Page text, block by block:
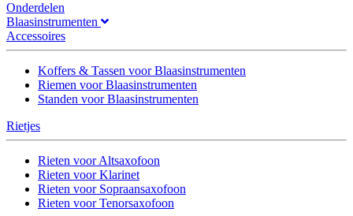
Onderdelen
Blaasinstrumenten
Accessoires
Koffers & Tassen voor Blaasinstrumenten
Riemen voor Blaasinstrumenten
Standen voor Blaasinstrumenten
Rietjes
Rieten voor Altsaxofoon
Rieten voor Klarinet
Rieten voor Sopraansaxofoon
Rieten voor Tenorsaxofoon